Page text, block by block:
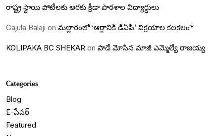
రాష్ట్ర స్ధాయి పోటీలకు అరకు క్రీడా పాఠశాల విద్యార్ధులు
Gajula Balaji on మల్లారంలో ‘ఆర్గానిక్ డీఏపీ’ విక్రయాల కలకలం*
KOLIPAKA BC SHEKAR on పాడే మోసిన మాజీ ఎమ్మెల్యే రాజయ్య
Categories
Blog
E-పేపర్
Featured